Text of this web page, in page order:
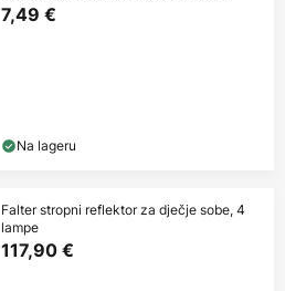
7,49 €
Na lageru
Falter stropni reflektor za dječje sobe, 4
lampe
117,90 €